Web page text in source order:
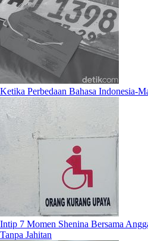
Ketika Perbedaan Bahasa Indonesia-
Intip 7 Momen Shenina Bersama
Tanpa Jahitan